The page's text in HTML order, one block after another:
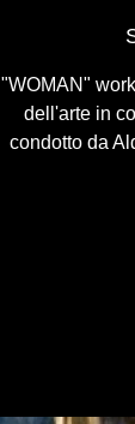
"WOMAN"
dell'arte in
condotto da